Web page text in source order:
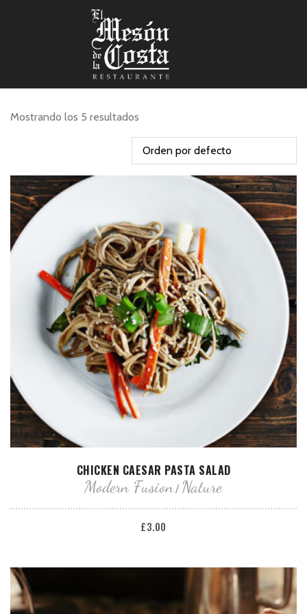
Mostrando los 5 resultados
AÑADIR AL CARRITO
CHICKEN CAESAR PASTA SALAD
Modern Fusion Nature
£3.00